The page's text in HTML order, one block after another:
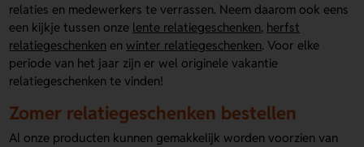
relaties en medewerkers te verrassen. Neem daarom ook eens
een kijkje tussen onze lente relatiegeschenken, herfst
relatiegeschenken en winter relatiegeschenken. Voor elke
periode van het jaar zijn er wel originele vakantie
relatiegeschenken te vinden!
Zomer relatiegeschenken bestellen
Al onze producten kunnen gemakkelijk worden voorzien van